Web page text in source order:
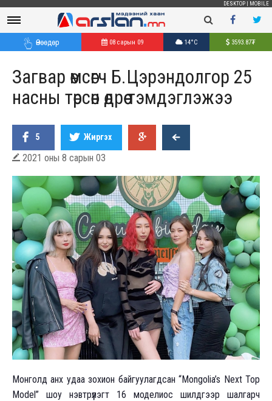
DESKTOP MOBILE
Өнөөдөр 08 сарын 09 14°C 3593.87₮
Загвар өмсөгч Б.Цэрэндолгор 25
насны төрсөн өдрөө тэмдэглэжээ
5 Жиргэх
 2021 оны 8 сарын 03
Монголд анх удаа зохион байгуулагдсан “Mongolia’s Next Top
Model” шоу нэвтрүүлэгт 16 моделиос шилдгээр шалгарч